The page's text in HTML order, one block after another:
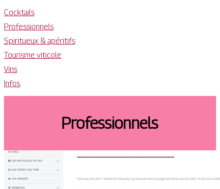
Cocktails
Professionnels
Spiritueux & apéritifs
Tourisme viticole
Vins
Infos
Professionnels